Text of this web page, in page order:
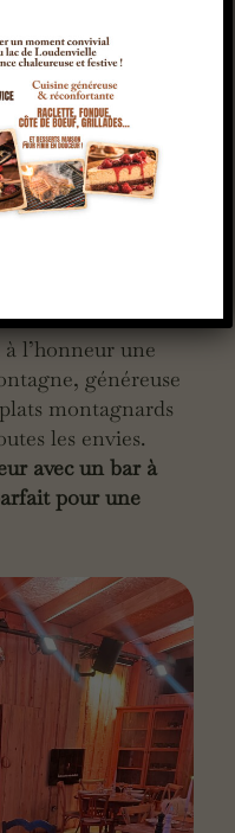
l’honneur une
généreuse
montagnards
les envies.
avec un bar à
pour une